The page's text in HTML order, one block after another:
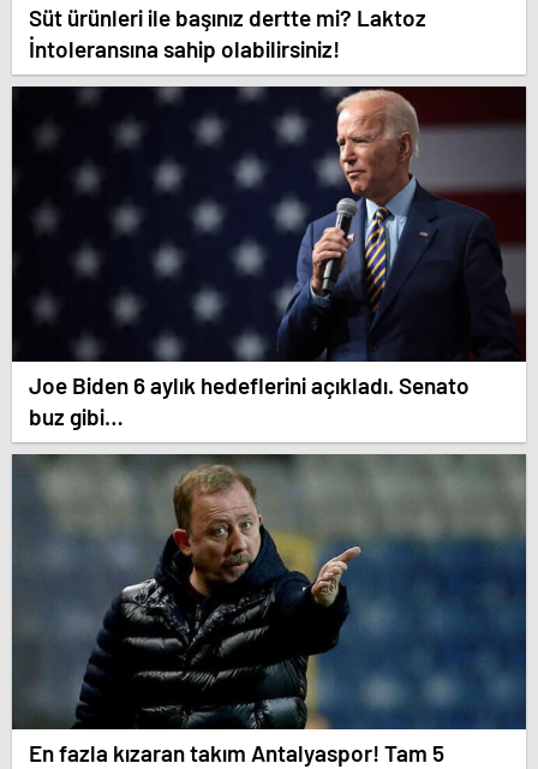
Süt ürünleri ile başınız dertte mi? Laktoz
İntoleransına sahip olabilirsiniz!
Joe Biden 6 aylık hedeflerini açıkladı. Senato
buz gibi…
En fazla kızaran takım Antalyaspor! Tam 5